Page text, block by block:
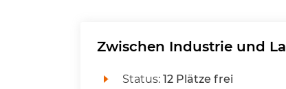
Zwischen Industrie und
Status: 12 Plätze frei